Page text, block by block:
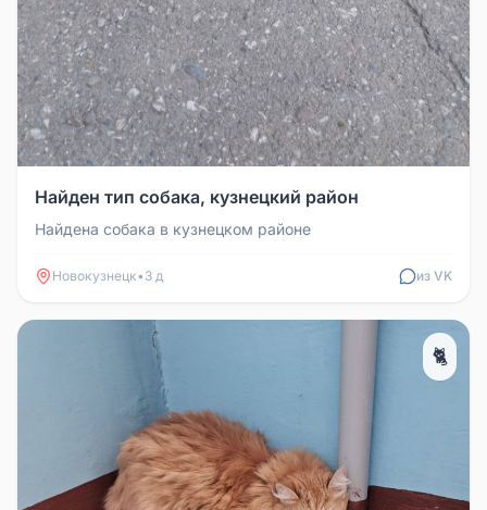
Найден тип собака, кузнецкий район
Найдена собака в кузнецком районе
Новокузнецк• 3 д из VK
🐈